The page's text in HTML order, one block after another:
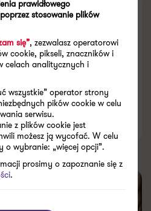
klauzula zmieniła
prawidłowego
stosowanie plików
się”, zezwalasz operatorowi
cookie, pikseli, znaczników i
celach analitycznych i
wszystkie” operator strony
pików cookie w celu
serwisu.
z plików cookie jest
możesz ją wycofać. W celu
o wybranie: „więcej opcji”.
prosimy o zapoznanie się z
.